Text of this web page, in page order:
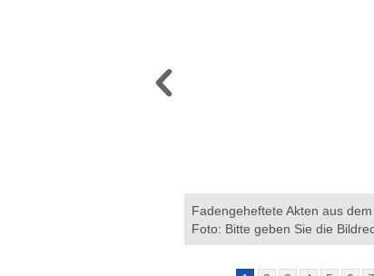
Fadengeheftete Akten aus
Foto: Bitte geben Sie die